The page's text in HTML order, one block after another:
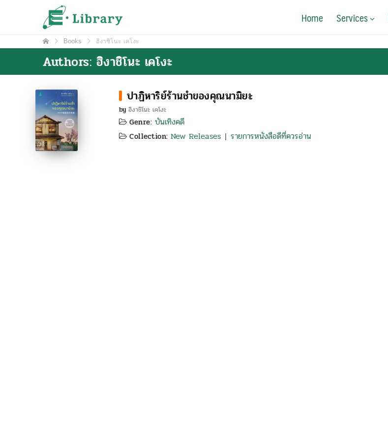
e-Library
ศูนย์วิทยบริการ โรงเรียนมหิดลวิทยานุสรณ์ Home Services
Books ฮิงาชิโนะ เคโงะ
Authors: ฮิงาชิโนะ เคโงะ
ปาฏิหาริย์ร้านชำของคุณนามิยะ
byฮิงาชิโนะ เคโงะ
Genre: บันเทิงคดี
Collection:New Releases |รายการหนังสือดีที่ควรอ่าน